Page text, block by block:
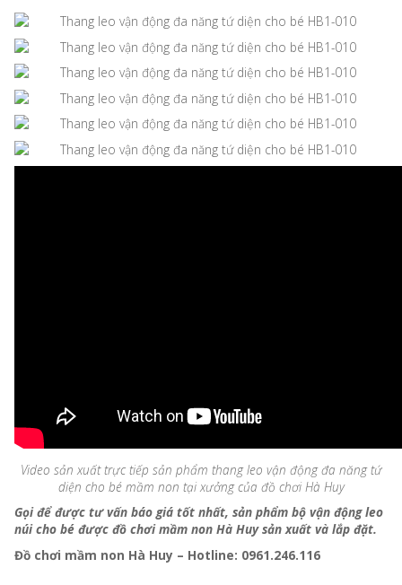
Video sản xuất trực tiếp sản phẩm thang leo vận động đa năng tứ
diện cho bé mầm non tại xưởng của đồ chơi Hà Huy
Gọi để được tư vấn báo giá tốt nhất, sản phẩm bộ vận động leo
núi cho bé được đồ chơi mầm non Hà Huy sản xuất và lắp đặt.
Đồ chơi mầm non Hà Huy – Hotline: 0961.246.116